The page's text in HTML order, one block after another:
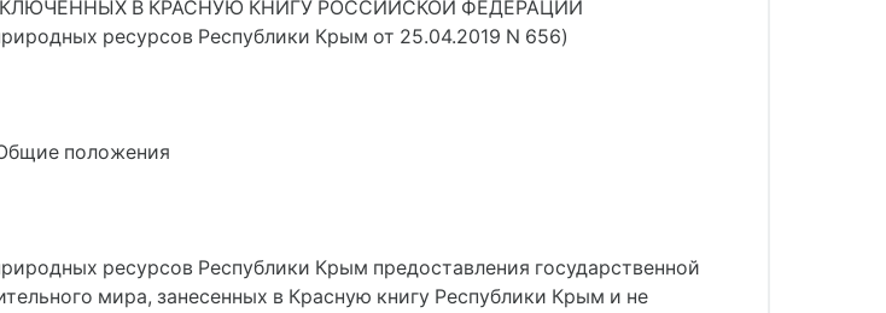
В КРАСНУЮ КНИГУ РОССИЙСКОЙ ФЕДЕРАЦИИ
ресурсов Республики Крым от 25.04.2019 N 656)
положения
ресурсов Республики Крым предоставления государственной
мира, занесенных в Красную книгу Республики Крым и не